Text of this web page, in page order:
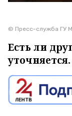
© Пресс-служба ГУ
Есть ли
уточняется.